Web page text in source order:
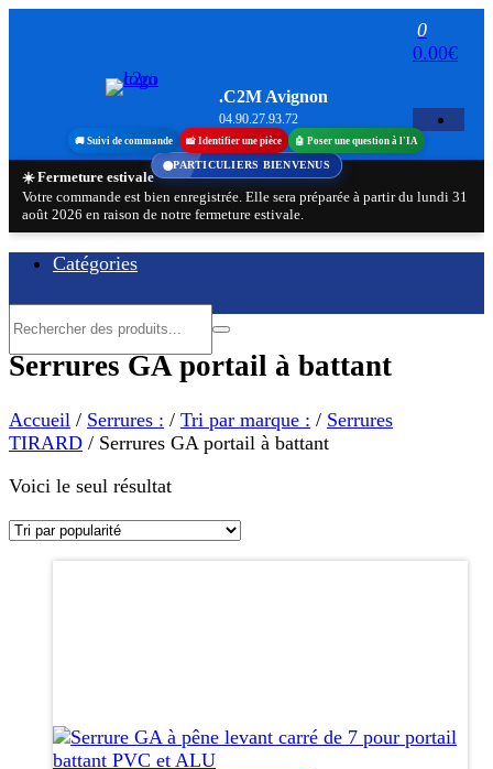
.C2M Avignon
04.90.27.93.72
0
0.00€
🚚 Suivi de commande 📸 Identifier une pièce 🤖 Poser une question à l'IA
☀️ Fermeture estivale
Votre commande est bien enregistrée. Elle sera préparée à partir du lundi 31
août 2026 en raison de notre fermeture estivale.
Catégories
Serrures GA portail à battant
Accueil / Serrures : / Tri par marque : / Serrures
TIRARD / Serrures GA portail à battant
Voici le seul résultat
peuvent
être
PARTICULIERS BIENVENUS